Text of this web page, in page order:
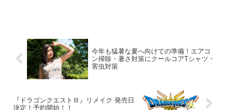
今年も猛暑な夏へ向けての準備！エアコ
ン掃除・暑さ対策にクールコアTシャツ・
害虫対策
『ドラゴンクエストⅢ』リメイク 発売日
決定！予約開始！！